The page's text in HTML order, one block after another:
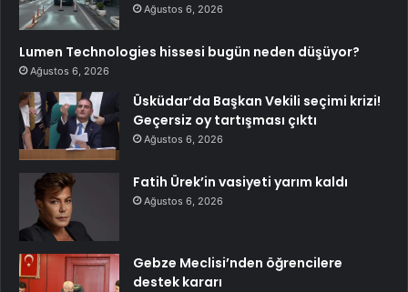
Ağustos 6, 2026
Lumen Technologies hissesi bugün neden düşüyor?
Ağustos 6, 2026
Üsküdar’da Başkan Vekili seçimi krizi!
Geçersiz oy tartışması çıktı
Ağustos 6, 2026
Fatih Ürek’in vasiyeti yarım kaldı
Ağustos 6, 2026
Gebze Meclisi’nden öğrencilere
destek kararı